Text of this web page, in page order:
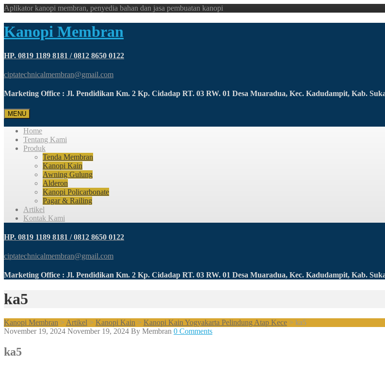
Aplikator kanopi membran, penyedia bahan dan jasa pembuatan kanopi
Kanopi Membran
HP. 0819 1189 8181 / 0812 8650 0122
ciptatechnicalmembran@gmail.com
Marketing Office : Jl. Pendidikan Km. 2 Kp. Cidadap RT. 03 RW. 01 Desa Muaradua, Kec. Kadudampit, Kab.
MENU
Home
Tentang Kami
Produk
Tenda Membran
Kanopi Kain
Awning Gulung
Alderon
Kanopi Policarbonate
Pagar & Railing
Artikel
Kontak Kami
HP. 0819 1189 8181 / 0812 8650 0122
ciptatechnicalmembran@gmail.com
Marketing Office : Jl. Pendidikan Km. 2 Kp. Cidadap RT. 03 RW. 01 Desa Muaradua, Kec. Kadudampit, Kab.
ka5
Kanopi Membran > Artikel > Kanopi Kain > Kanopi Kain Yogyakarta Pelindung Atap Kece > ka5
November 19, 2024 November 19, 2024 By Membran 0 Comments
ka5